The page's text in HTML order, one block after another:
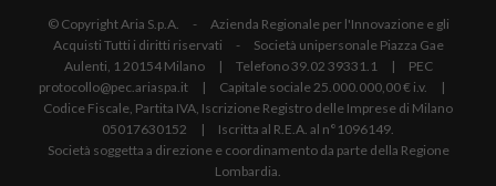
© Copyright Aria S.p.A. - Azienda Regionale per l'Innovazione e gli
Acquisti Tutti i diritti riservati - Società unipersonale Piazza Gae
Aulenti, 1 20154 Milano | Telefono 39.02 39331.1 | PEC
protocollo@pec.ariaspa.it | Capitale sociale 25.000.000,00 € i.v. |
Codice Fiscale, Partita IVA, Iscrizione Registro delle Imprese di Milano
05017630152 | Iscritta al R.E.A. al n°1096149.
Società soggetta a direzione e coordinamento da parte della Regione
Lombardia.